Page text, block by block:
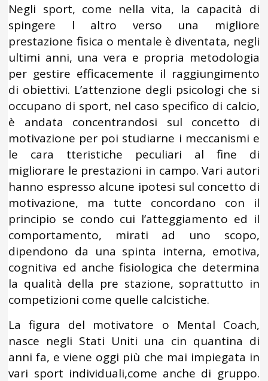
Negli sport, come nella vita, la capacità di
spingere l altro verso una migliore
prestazione fisica o mentale è diventata, negli
ultimi anni, una vera e propria metodologia
per gestire efficacemente il raggiungimento
di obiettivi. L’attenzione degli psicologi che si
occupano di sport, nel caso specifico di calcio,
è andata concentrandosi sul concetto di
motivazione per poi studiarne i meccanismi e
le cara tteristiche peculiari al fine di
migliorare le prestazioni in campo. Vari autori
hanno espresso alcune ipotesi sul concetto di
motivazione, ma tutte concordano con il
principio se condo cui l’atteggiamento ed il
comportamento, mirati ad uno scopo,
dipendono da una spinta interna, emotiva,
cognitiva ed anche fisiologica che determina
la qualità della pre stazione, soprattutto in
competizioni come quelle calcistiche.
La figura del motivatore o Mental Coach,
nasce negli Stati Uniti una cin quantina di
anni fa, e viene oggi più che mai impiegata in
vari sport individuali,come anche di gruppo.